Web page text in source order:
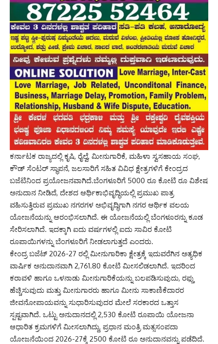
ಕರ್ನಾಟಕ ರಾಜ್ಯದಲ್ಲಿ ಕೃಷಿ, ರೈಲ್ವೆ, ಮೀನುಗಾರಿಕೆ, ಮಹಿಳಾ ಸ್ವಸಹಾಯ ಸಂಘ,
ಕೌಡ್ ಸೆಂಟರ್ ಸ್ಥಾಪನೆ, ಜಲಸಾರಿಗೆ ಸಹಿತ ವಿವಿಧ ಕ್ಷೇತ್ರಗಳಿಗೆ ಕೇಂದ್ರದ
ಬಜೆಟಿನಿಂದ ಪ್ರಯೋಜನವಾಗಿದೆ.ಬೆಂಗಳೂರಿಗೆ 5000 ರೂ ಕೋಟಿ ರೂ ವಿಶೇಷ
ಅನುದಾನ ನೀಡಿದೆ, ದೇಶದ ಆರ್ಥಿಕಾಭಿವೃದ್ಧಿಯಲ್ಲಿ ಪ್ರಮುಖ ಪಾತ್ರ
ವಹಿಸುತ್ತಿರುವ ಪ್ರಮುಖ ನಗರಗಳ ಅಭಿವೃದ್ಧಿಗಾಗಿ ನಗರ ಆರ್ಥಿಕ ವಲಯ
ಯೋಜನೆಯನ್ನು ಆರಂಭಿಸಲಾಗಿದೆ. ಈ ಯೋಜನೆಯಲ್ಲಿ ಬೆಂಗಳೂರನ್ನು ಕೂಡ
ಸೇರಿಸಲಾಗಿದೆ. ಇದಕ್ಕಾಗಿ ಐದು ವರ್ಷಗಳಲ್ಲಿ ಐದು ಸಾವಿರ ಕೋಟಿ
ರೂಪಾಯಿಗಳನ್ನು ಬೆಂಗಳೂರಿಗೆ ನೀಡಲಾಗುತ್ತದೆ ಎಂದರು.
ಕೇಂದ್ರ ಬಜೆಟ್ 2026-27 ರಲ್ಲಿ ಮೀನುಗಾರಿಕಾ ಕ್ಷೇತ್ರಕ್ಕೆ ಇದುವರೆಗಿನ ಅತ್ಯಧಿಕ
ವಾರ್ಷಿಕ ಅನುದಾನವಾಗಿ 2,761.80 ಕೋಟಿ ಮೀಸಲಿಡಲಾಗಿದೆ. ಇದರಿಂದ
ಕರಾವಳಿ ಹಾಗೂ ಒಳನಾಡು ಮೀನುಗಾರಿಕೆಯನ್ನು ಬಲಪಡಿಸುವುದು, ರಫ್ತು
ಹೆಚ್ಚಿಸುವುದು ಮತ್ತು ಮೀನುಗಾರರು ಹಾಗೂ ಮೀನು ಸಾಕಾಣಿಕೆದಾರರ
ಜೀವನೋಪಾಯವನ್ನು ಸುಧಾರಿಸುವುದರ ಮೇಲೆ ಸರಕಾರದ ಒತ್ತಾಸ
ಸ್ಪಷ್ಟವಾಗಿದೆ. ಒಟ್ಟು ಅನುದಾನದಲ್ಲಿ 2,530 ಕೋಟಿ ರೂಪಾಯಿ ಯೋಜನಾ
ಆಧಾರಿತ ಕ್ರಮಗಳಿಗೆ ಮೀಸಲಾಗಿದ್ದು, ಪ್ರಧಾನ ಮಂತ್ರಿ ಮತ್ಸಸಂಪದಾ
ಯೋಜನೆಯಿಂದ 2026-27ಕ್ಕೆ 2500 ಕೋಟಿ ರೂ ಅನುದಾನವನ್ನು ಪಡೆದಿದೆ.